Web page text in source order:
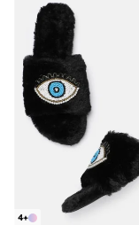
+
4